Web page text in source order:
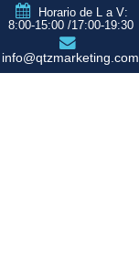
Horario de L a V:
8:00-15:00 /17:00-19:30
info@qtzmarketing.com